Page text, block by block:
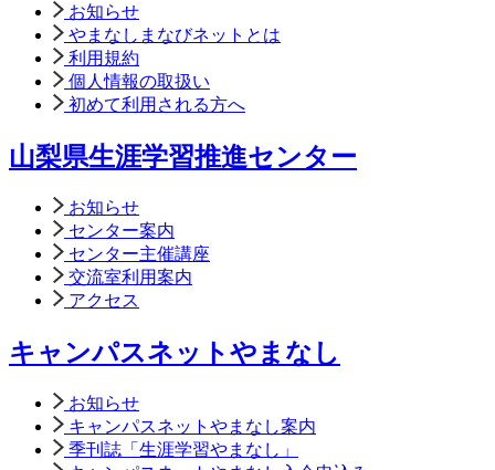
お知らせ
やまなしまなびネットとは
利用規約
個人情報の取扱い
初めて利用される方へ
山梨県生涯学習推進センター
お知らせ
センター案内
センター主催講座
交流室利用案内
アクセス
キャンパスネットやまなし
お知らせ
キャンパスネットやまなし案内
季刊誌「生涯学習やまなし」